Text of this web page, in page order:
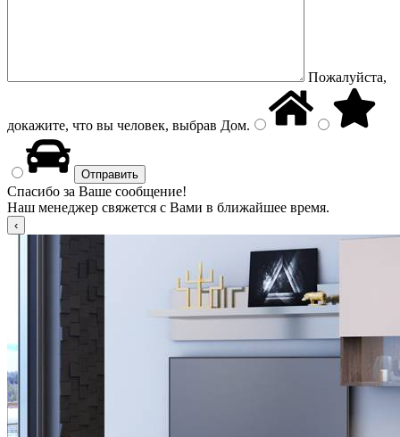
Пожалуйста,
докажите, что вы человек, выбрав Дом.
Спасибо за Ваше сообщение!
Наш менеджер свяжется с Вами в ближайшее время.